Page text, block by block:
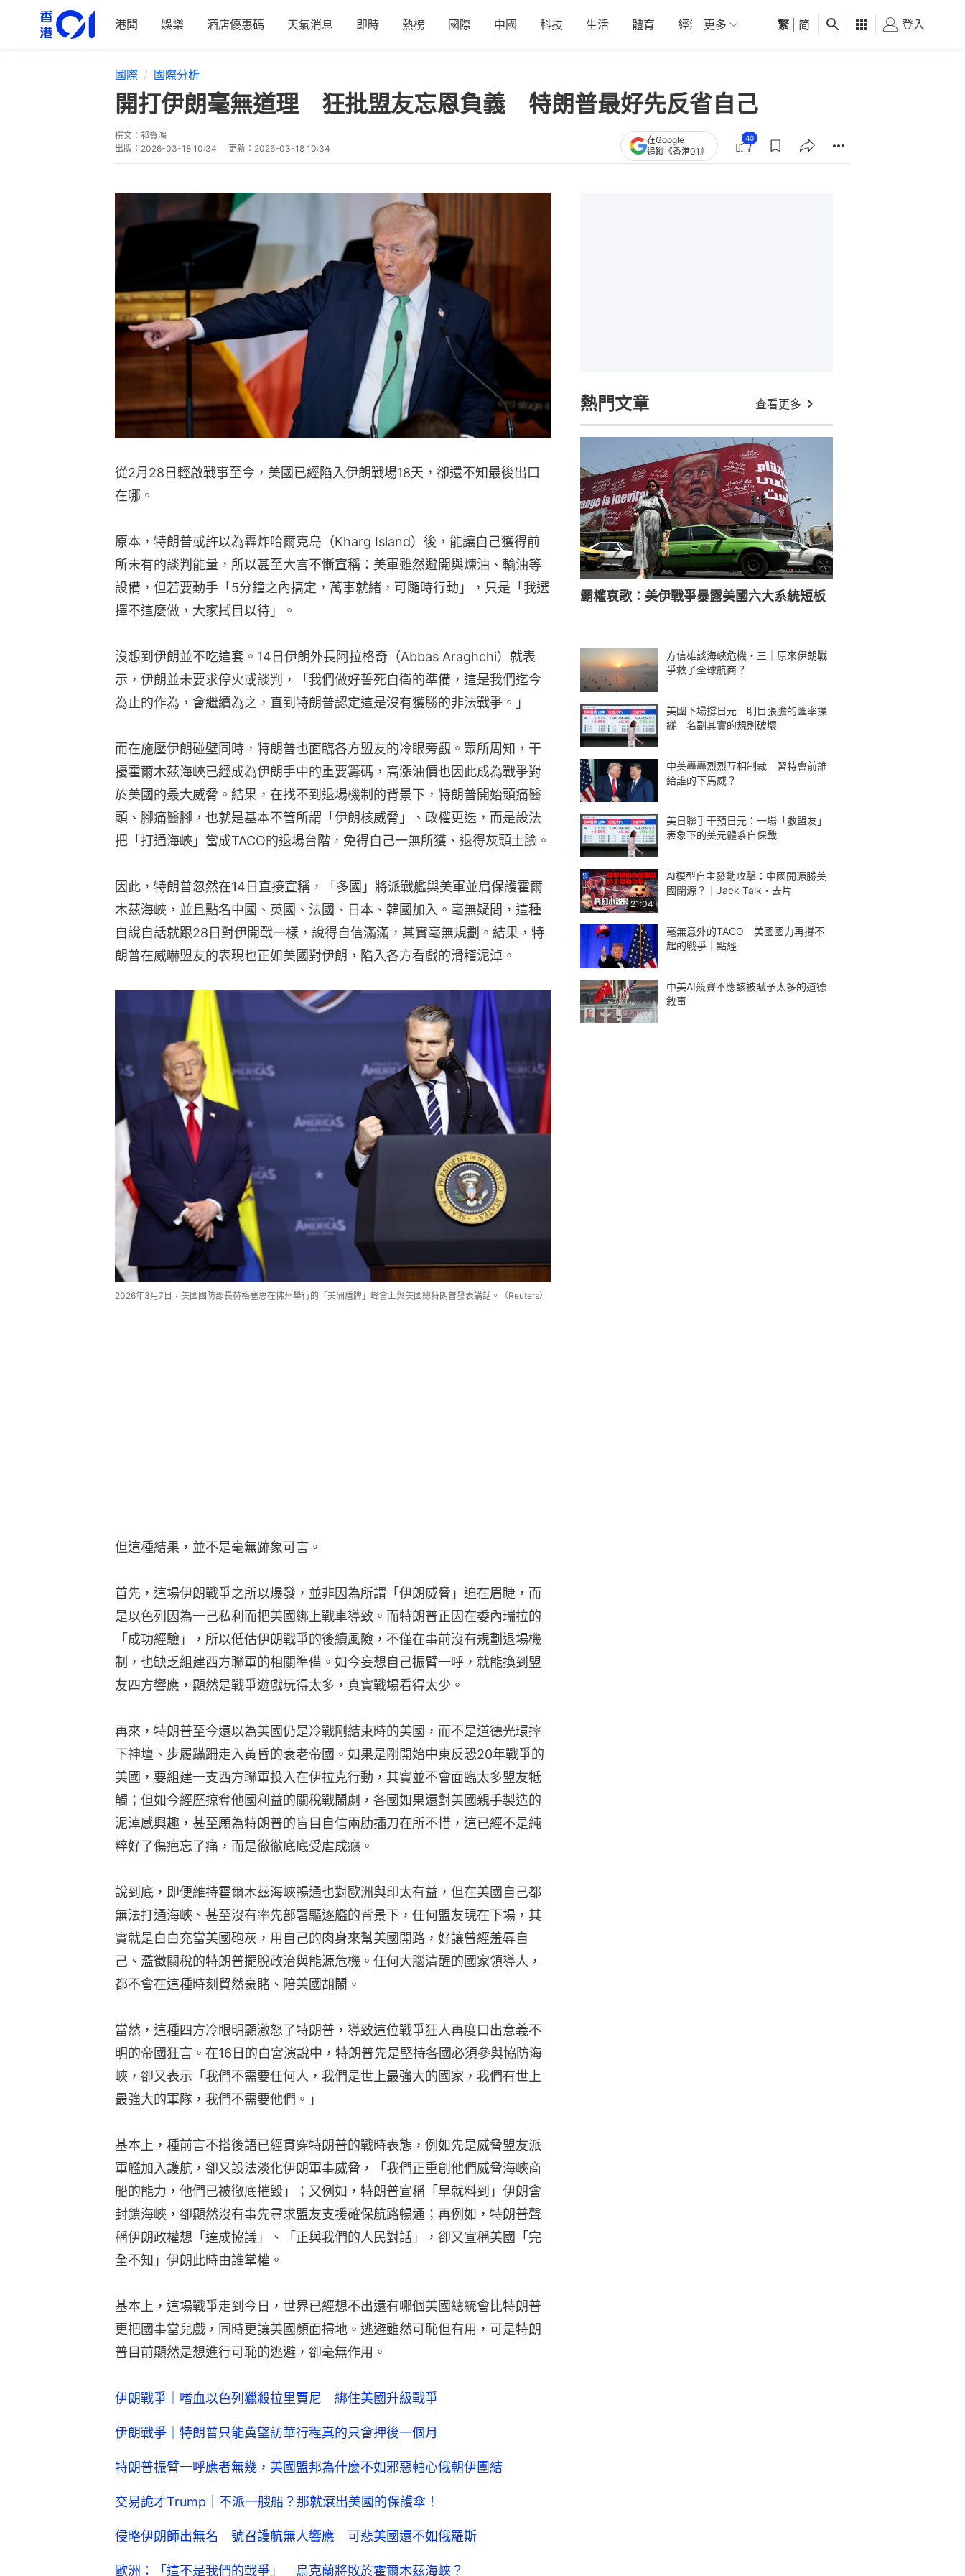
港聞 娛樂 酒店優惠碼 天氣消息 即時 熱榜 國際 中國 科技 生活 體育 經濟 01深圳 觀點 健康 好食玩飛
更多 繁 简 登入
國際 國際分析
開打伊朗毫無道理 狂批盟友忘恩負義 特朗普最好先反省自己
撰文： 祁賓鴻
出版： 2026-03-18 10:34 更新： 2026-03-18 10:34
在Google
追蹤《香港01》
40
從2月28日輕啟戰事至今，美國已經陷入伊朗戰場18天，卻還不知最後出口
在哪。
原本，特朗普或許以為轟炸哈爾克島（Kharg Island）後，能讓自己獲得前
所未有的談判能量，所以甚至大言不慚宣稱：美軍雖然避開與煉油、輸油等
設備，但若要動手「5分鐘之內搞定，萬事就緒，可隨時行動」，只是「我選
擇不這麼做，大家拭目以待」。
沒想到伊朗並不吃這套。14日伊朗外長阿拉格奇（Abbas Araghchi）就表
示，伊朗並未要求停火或談判，「我們做好誓死自衛的準備，這是我們迄今
為止的作為，會繼續為之，直到特朗普認定這是沒有獲勝的非法戰爭。」
而在施壓伊朗碰壁同時，特朗普也面臨各方盟友的冷眼旁觀。眾所周知，干
擾霍爾木茲海峽已經成為伊朗手中的重要籌碼，高漲油價也因此成為戰爭對
於美國的最大威脅。結果，在找不到退場機制的背景下，特朗普開始頭痛醫
頭、腳痛醫腳，也就是基本不管所謂「伊朗核威脅」、政權更迭，而是設法
把「打通海峽」當成TACO的退場台階，免得自己一無所獲、退得灰頭土臉。
因此，特朗普忽然在14日直接宣稱，「多國」將派戰艦與美軍並肩保護霍爾
木茲海峽，並且點名中國、英國、法國、日本、韓國加入。毫無疑問，這種
自說自話就跟28日對伊開戰一樣，說得自信滿滿，其實毫無規劃。結果，特
朗普在威嚇盟友的表現也正如美國對伊朗，陷入各方看戲的滑稽泥淖。
2026年3月7日，美國國防部長赫格塞思在佛州舉行的「美洲盾牌」峰會上與美國總特朗普發表講話。（Reuters）
但這種結果，並不是毫無跡象可言。
首先，這場伊朗戰爭之所以爆發，並非因為所謂「伊朗威脅」迫在眉睫，而
是以色列因為一己私利而把美國綁上戰車導致。而特朗普正因在委內瑞拉的
「成功經驗」，所以低估伊朗戰爭的後續風險，不僅在事前沒有規劃退場機
制，也缺乏組建西方聯軍的相關準備。如今妄想自己振臂一呼，就能換到盟
友四方響應，顯然是戰爭遊戲玩得太多，真實戰場看得太少。
再來，特朗普至今還以為美國仍是冷戰剛結束時的美國，而不是道德光環摔
下神壇、步履蹣跚走入黃昏的衰老帝國。如果是剛開始中東反恐20年戰爭的
美國，要組建一支西方聯軍投入在伊拉克行動，其實並不會面臨太多盟友牴
觸；但如今經歷掠奪他國利益的關稅戰鬧劇，各國如果還對美國親手製造的
泥淖感興趣，甚至願為特朗普的盲目自信兩肋插刀在所不惜，這已經不是純
粹好了傷疤忘了痛，而是徹徹底底受虐成癮。
說到底，即便維持霍爾木茲海峽暢通也對歐洲與印太有益，但在美國自己都
無法打通海峽、甚至沒有率先部署驅逐艦的背景下，任何盟友現在下場，其
實就是白白充當美國砲灰，用自己的肉身來幫美國開路，好讓曾經羞辱自
己、濫徵關稅的特朗普擺脫政治與能源危機。任何大腦清醒的國家領導人，
都不會在這種時刻貿然豪賭、陪美國胡鬧。
當然，這種四方冷眼明顯激怒了特朗普，導致這位戰爭狂人再度口出意義不
明的帝國狂言。在16日的白宮演說中，特朗普先是堅持各國必須參與協防海
峽，卻又表示「我們不需要任何人，我們是世上最強大的國家，我們有世上
最強大的軍隊，我們不需要他們。」
基本上，種前言不搭後語已經貫穿特朗普的戰時表態，例如先是威脅盟友派
軍艦加入護航，卻又設法淡化伊朗軍事威脅，「我們正重創他們威脅海峽商
船的能力，他們已被徹底摧毀」；又例如，特朗普宣稱「早就料到」伊朗會
封鎖海峽，卻顯然沒有事先尋求盟友支援確保航路暢通；再例如，特朗普聲
稱伊朗政權想「達成協議」、「正與我們的人民對話」，卻又宣稱美國「完
全不知」伊朗此時由誰掌權。
基本上，這場戰爭走到今日，世界已經想不出還有哪個美國總統會比特朗普
更把國事當兒戲，同時更讓美國顏面掃地。逃避雖然可恥但有用，可是特朗
普目前顯然是想進行可恥的逃避，卻毫無作用。
伊朗戰爭｜嗜血以色列獵殺拉里賈尼 綁住美國升級戰爭
伊朗戰爭｜特朗普只能冀望訪華行程真的只會押後一個月
特朗普振臂一呼應者無幾，美國盟邦為什麼不如邪惡軸心俄朝伊團結
交易詭才Trump｜不派一艘船？那就滾出美國的保護傘！
侵略伊朗師出無名 號召護航無人響應 可悲美國還不如俄羅斯
歐洲：「這不是我們的戰爭」 烏克蘭將敗於霍爾木茲海峽？
熱門文章 查看更多
霸權哀歌：美伊戰爭暴露美國六大系統短板
方信雄談海峽危機・三｜原來伊朗戰
爭救了全球航商？
美國下場撐日元 明目張膽的匯率操
縱 名副其實的規則破壞
中美轟轟烈烈互相制裁 習特會前誰
給誰的下馬威？
美日聯手干預日元：一場「救盟友」
表象下的美元體系自保戰
21:04
AI模型自主發動攻擊：中國開源勝美
國閉源？｜Jack Talk・去片
毫無意外的TACO 美國國力再撐不
起的戰爭｜點經
中美AI競賽不應該被賦予太多的道德
敘事